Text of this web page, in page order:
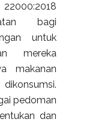
bagi
untuk
mereka
makanan
pedoman
dan